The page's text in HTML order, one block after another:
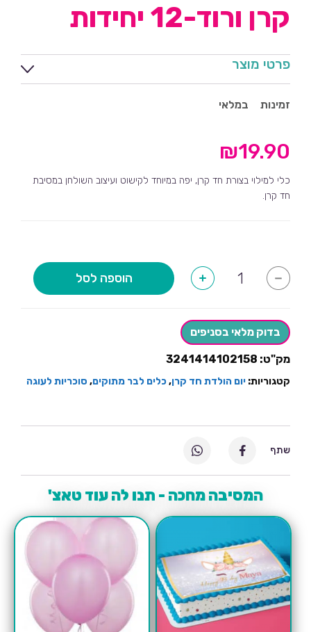
קרן ורוד-12 יחידות
פרטי מוצר
זמינות במלאי
₪19.90
כלי למילוי בצורת חד קרן, יפה במיוחד לקישוט ועיצוב השולחן במסיבת
חד קרן.
-
של
חד
קרן
ורוד-12
יחידות
+ הוספה לסל
בדוק מלאי בסניפים
מק"ט: 3241414102158
קטגוריות: יום הולדת חד קרן,כלים לבר מתוקים, סוכריות לעוגה
המסיבה מחכה - תנו לה עוד טאצ'
שתף